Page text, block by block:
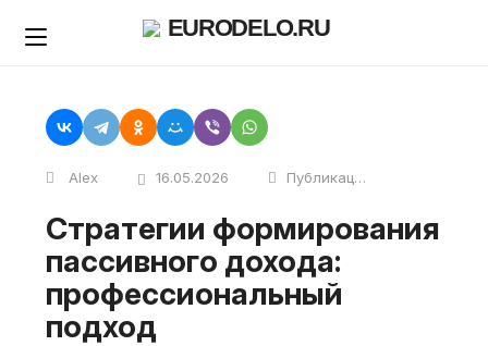
EURODELO.RU
Alex 16.05.2026 Публикации
Стратегии формирования
пассивного дохода:
профессиональный
подход